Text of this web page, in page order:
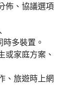
佈、協議選項
多裝置。
或家庭方案、
、旅遊時上網